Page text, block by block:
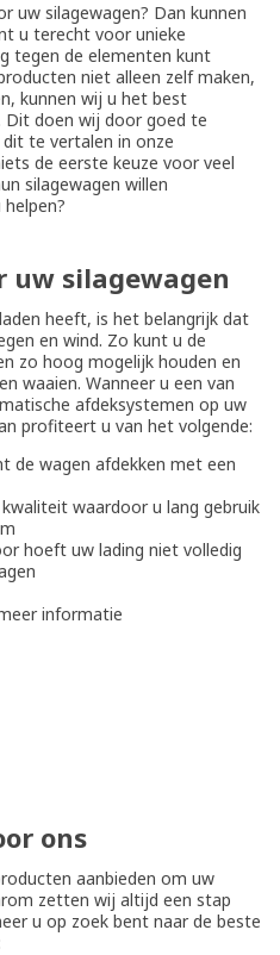
uw silagewagen? Dan kunnen
u terecht voor unieke
tegen de elementen kunt
niet alleen zelf maken,
kunnen wij u het best
Dit doen wij door goed te
te vertalen in onze
de eerste keuze voor veel
silagewagen willen
uw silagewagen
heeft, is het belangrijk dat
en wind. Zo kunt u de
zo hoog mogelijk houden en
waaien. Wanneer u een van
afdeksystemen op uw
profiteert u van het volgende:
de wagen afdekken met een
waardoor u lang gebruik
hoeft uw lading niet volledig
informatie
ons
aanbieden om uw
zetten wij altijd een stap
u op zoek bent naar de beste